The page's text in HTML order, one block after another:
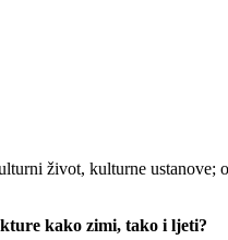
život, kulturne
kako zimi, tako i ljeti?